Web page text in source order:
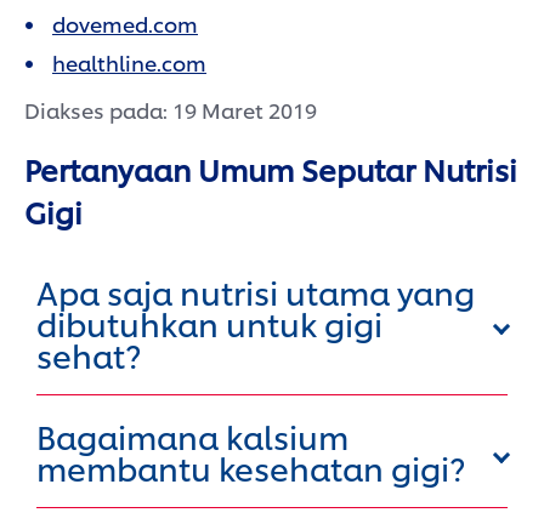
dovemed.com
healthline.com
Diakses pada: 19 Maret 2019
Pertanyaan Umum Seputar Nutrisi
Gigi
Apa saja nutrisi utama yang
dibutuhkan untuk gigi
sehat?
Bagaimana kalsium
membantu kesehatan gigi?